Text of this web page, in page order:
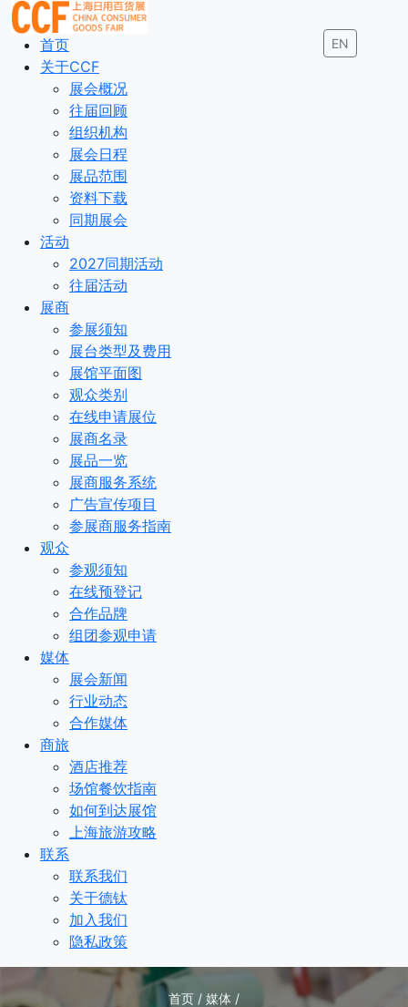
EN
首页
关于CCF
展会概况
往届回顾
组织机构
展会日程
展品范围
资料下载
同期展会
活动
2027同期活动
往届活动
展商
参展须知
展台类型及费用
展馆平面图
观众类别
在线申请展位
展商名录
展品一览
展商服务系统
广告宣传项目
参展商服务指南
观众
参观须知
在线预登记
合作品牌
组团参观申请
媒体
展会新闻
行业动态
合作媒体
商旅
酒店推荐
场馆餐饮指南
如何到达展馆
上海旅游攻略
联系
联系我们
关于德钛
加入我们
隐私政策
首页 / 媒体 /